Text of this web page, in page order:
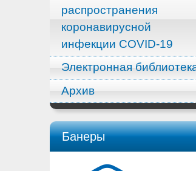
распространения
коронавирусной
инфекции COVID-19
Электронная
Архив
Банеры